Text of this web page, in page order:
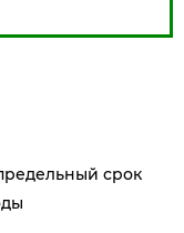
срок